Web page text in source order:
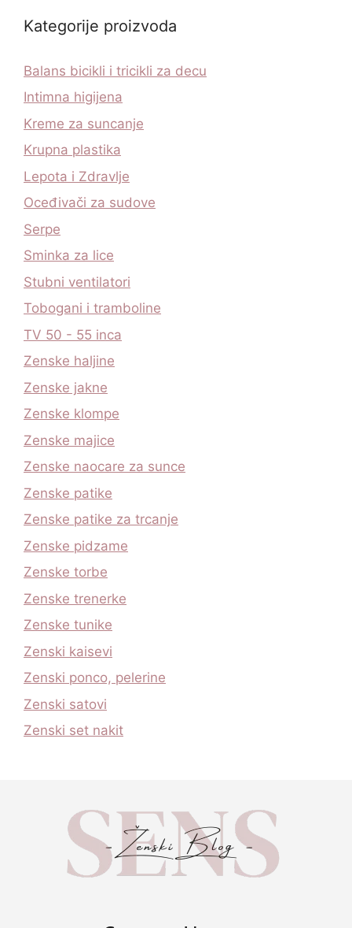
Kategorije proizvoda
Balans bicikli i tricikli za decu
Intimna higijena
Kreme za suncanje
Krupna plastika
Lepota i Zdravlje
Oceđivači za sudove
Serpe
Sminka za lice
Stubni ventilatori
Tobogani i tramboline
TV 50 - 55 inca
Zenske haljine
Zenske jakne
Zenske klompe
Zenske majice
Zenske naocare za sunce
Zenske patike
Zenske patike za trcanje
Zenske pidzame
Zenske torbe
Zenske trenerke
Zenske tunike
Zenski kaisevi
Zenski ponco, pelerine
Zenski satovi
Zenski set nakit